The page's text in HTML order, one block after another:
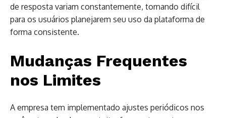
de resposta variam constantemente, tornando difícil
para os usuários planejarem seu uso da plataforma de
forma consistente.
Mudanças Frequentes
nos Limites
A empresa tem implementado ajustes periódicos nos